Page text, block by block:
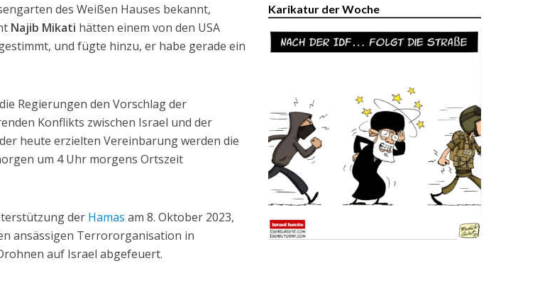
des Weißen Hauses bekannt,
Najib Mikati hätten einem von den USA
und fügte hinzu, er habe gerade ein
Regierungen den Vorschlag der
Konflikts zwischen Israel und der
heute erzielten Vereinbarung werden die
um 4 Uhr morgens Ortszeit
der Hamas am 8. Oktober 2023,
ansässigen Terrororganisation in
auf Israel abgefeuert.
Karikatur der Woche